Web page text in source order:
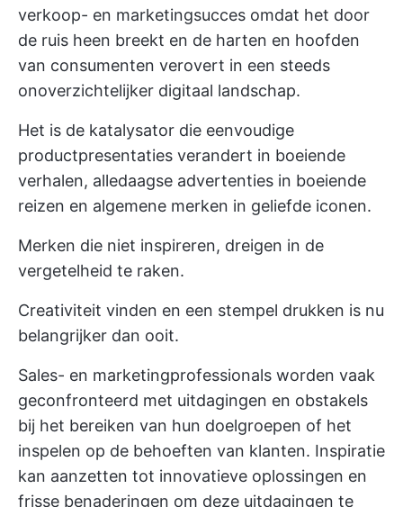
verkoop- en marketingsucces omdat het door
de ruis heen breekt en de harten en hoofden
van consumenten verovert in een steeds
onoverzichtelijker digitaal landschap.
Het is de katalysator die eenvoudige
productpresentaties verandert in boeiende
verhalen, alledaagse advertenties in boeiende
reizen en algemene merken in geliefde iconen.
Merken die niet inspireren, dreigen in de
vergetelheid te raken.
Creativiteit vinden en een stempel drukken is nu
belangrijker dan ooit.
Sales- en marketingprofessionals worden vaak
geconfronteerd met uitdagingen en obstakels
bij het bereiken van hun doelgroepen of het
inspelen op de behoeften van klanten. Inspiratie
kan aanzetten tot innovatieve oplossingen en
frisse benaderingen om deze uitdagingen te